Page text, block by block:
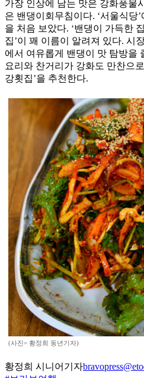
가장 인상에 남는 맛은 강화풍물
은 밴댕이회무침이다. ‘서울식당
을 처음 보았다. ‘밴댕이 가득한
집’이 꽤 이름이 알려져 있다. 시
에서 여유롭게 밴댕이 맛 탐방을
요리와 찬거리가 강화도 만찬으
강횟집’을 추천한다.
(사진= 황정희 동년기자)
황정희 시니어기자